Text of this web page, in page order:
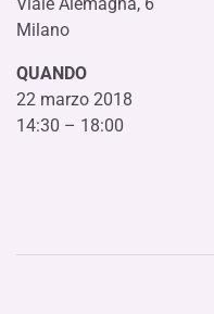
Milano
QUANDO
22 marzo 2018
14:30 – 18:00